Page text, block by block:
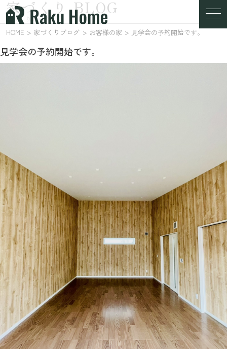
家づくりブログ
家づくり BLOG
HOME 家づくりブログ お客様の家 見学会の予約開始です。
見学会の予約開始です。